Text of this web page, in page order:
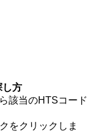
し方
該当のHTSコード
をクリックしま